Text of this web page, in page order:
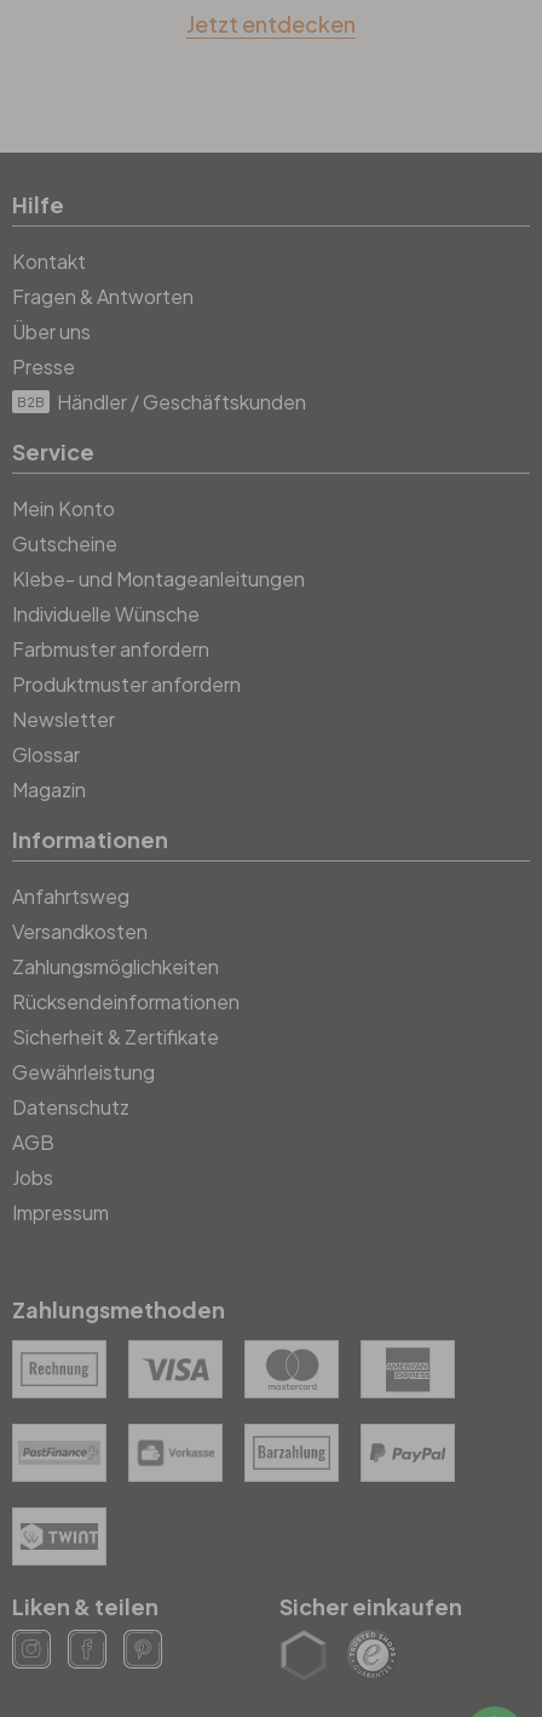
Jetzt entdecken
Hilfe
Kontakt
Fragen & Antworten
Über uns
Presse
B2B Händler / Geschäftskunden
Service
Mein Konto
Gutscheine
Klebe- und Montageanleitungen
Individuelle Wünsche
Farbmuster anfordern
Produktmuster anfordern
Newsletter
Glossar
Magazin
Informationen
Anfahrtsweg
Versandkosten
Zahlungsmöglichkeiten
Rücksendeinformationen
Sicherheit & Zertifikate
Gewährleistung
Datenschutz
AGB
Jobs
Impressum
Zahlungsmethoden
Liken & teilen Sicher einkaufen